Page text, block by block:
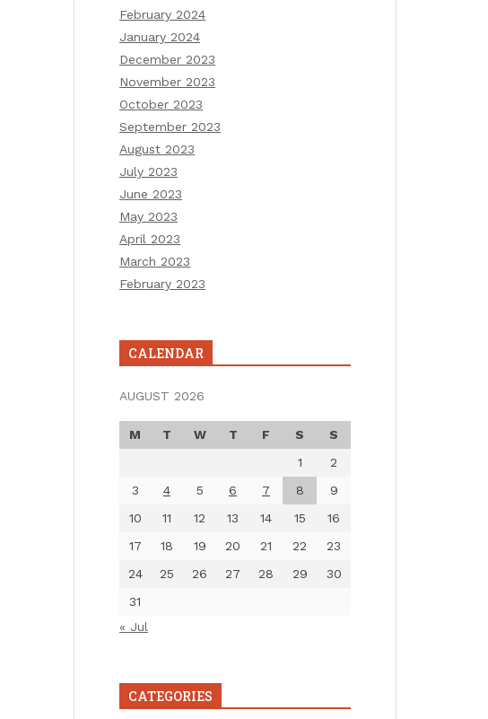
February 2024
January 2024
December 2023
November 2023
October 2023
September 2023
August 2023
July 2023
June 2023
May 2023
April 2023
March 2023
February 2023
CALENDAR
AUGUST 2026
M T W T F S
S
1
2
3
4 5 6 7 8
9
10
11 12 13 14 15
16
17
18 19 20 21 22
23
24
25 26 27 28 29
30
31
« Jul
CATEGORIES